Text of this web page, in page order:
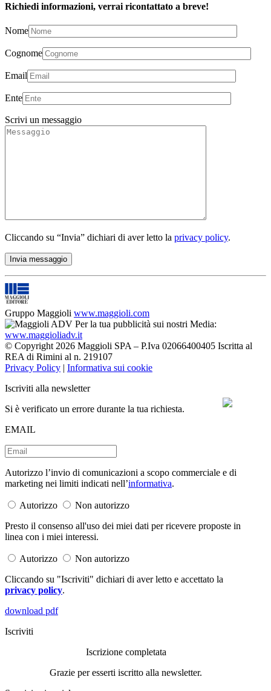
Richiedi informazioni, verrai ricontattato a breve!
Nome
Cognome
Email
Ente
Scrivi un messaggio
Cliccando su “Invia” dichiari di aver letto la privacy policy.
Gruppo Maggioli www.maggioli.com
Per la tua pubblicità sui nostri Media:
www.maggioliadv.it
© Copyright 2026 Maggioli SPA – P.Iva 02066400405 Iscritta al
REA di Rimini al n. 219107
Privacy Policy | Informativa sui cookie
Iscriviti alla newsletter
Si è verificato un errore durante la tua richiesta.
EMAIL
Autorizzo l’invio di comunicazioni a scopo commerciale e di
marketing nei limiti indicati nell’informativa.
Autorizzo
Non autorizzo
Presto il consenso all'uso dei miei dati per ricevere proposte in
linea con i miei interessi.
Autorizzo
Non autorizzo
Cliccando su "Iscriviti" dichiari di aver letto e accettato la
privacy policy.
download pdf
Iscriviti
Iscrizione completata
Grazie per esserti iscritto alla newsletter.